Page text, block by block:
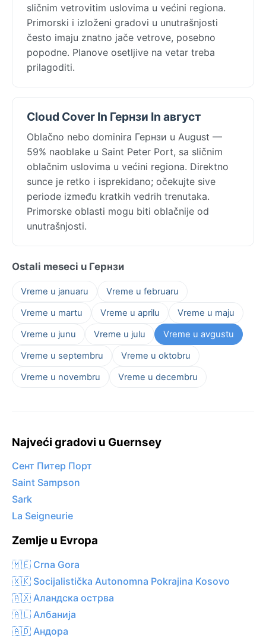
sličnim vetrovitim uslovima u većini regiona.
Primorski i izloženi gradovi u unutrašnjosti
često imaju znatno jače vetrove, posebno
popodne. Planove osetljive na vetar treba
prilagoditi.
Cloud Cover In Гернзи In август
Oblačno nebo dominira Гернзи u August —
59% naoblake u Saint Peter Port, sa sličnim
oblačnim uslovima u većini regiona. Direktno
sunce je retko i isprekidano; očekujte sive
periode između kratkih vedrih trenutaka.
Primorske oblasti mogu biti oblačnije od
unutrašnjosti.
Ostali meseci u Гернзи
Vreme u januaru
Vreme u februaru
Vreme u martu
Vreme u aprilu
Vreme u maju
Vreme u junu
Vreme u julu
Vreme u avgustu
Vreme u septembru
Vreme u oktobru
Vreme u novembru
Vreme u decembru
Najveći gradovi u Guernsey
Сент Питер Порт
Saint Sampson
Sark
La Seigneurie
Zemlje u Evropa
🇲🇪 Crna Gora
🇽🇰 Socijalistička Autonomna Pokrajina Kosovo
🇦🇽 Аландска острва
🇦🇱 Албанија
🇦🇩 Андора